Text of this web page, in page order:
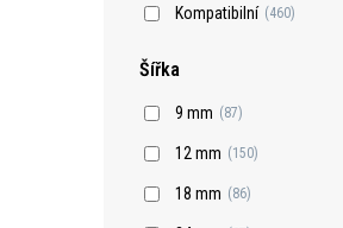
Kompatibilní (460)
Šířka
9 mm (87)
12 mm (150)
18 mm (86)